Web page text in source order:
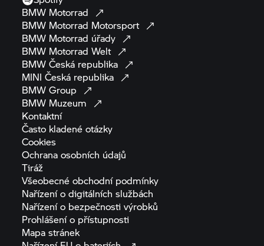
BMW Motorrad
BMW Motorrad Motorsport
BMW Motorrad úřady
BMW Motorrad Welt
BMW Česká republika
MINI Česká republika
BMWGroup
BMW Muzeum
Kontaktní
Často kladenéotázky
Cookies
Ochrana osobních údajů
Tiráž
Všeobecné obchodní podmínky
Nařízení o digitálníchslužbách
Nařízení o bezpečnostivýrobků
Prohlášení o přístupnosti
Mapastránek